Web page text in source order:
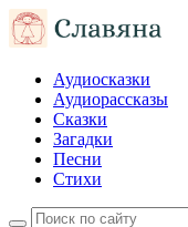
Аудиосказки
Аудиорассказы
Сказки
Загадки
Песни
Стихи